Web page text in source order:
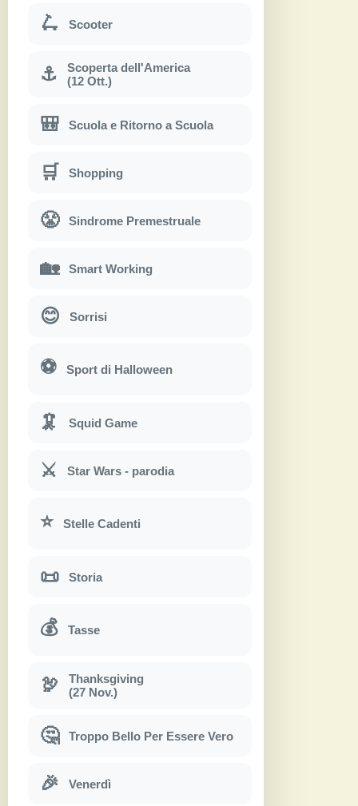
🛴 Scooter
⚓
Scoperta dell'America
(12 Ott.)
🎒 Scuola e Ritorno a Scuola
🛒 Shopping
😤 Sindrome Premestruale
🏡 Smart Working
😊 Sorrisi
⚽ Sport di Halloween
🦑 Squid Game
⚔ Star Wars - parodia
⭐ Stelle Cadenti
📜 Storia
💰 Tasse
🦃
Thanksgiving
(27 Nov.)
🤔 Troppo Bello Per Essere Vero
🎉 Venerdì